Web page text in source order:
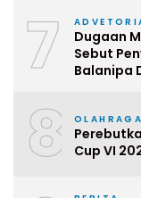
7
Dugaan
Sebut
Balanipa
8 OLAHRAGA
Cup VI